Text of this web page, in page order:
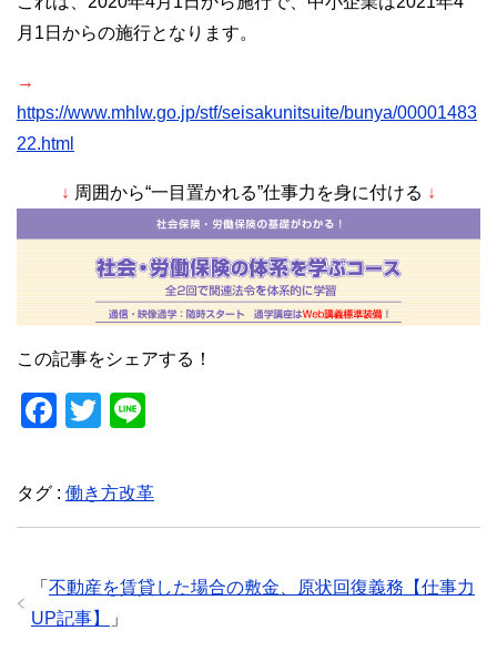
月1日からの施行となります。
→
https://www.mhlw.go.jp/stf/seisakunitsuite/bunya/00001483
22.html
↓ 周囲から“一目置かれる”仕事力を身に付ける ↓
この記事をシェアする！
F
c
e
o
o
T
tt
er
e
タグ : 働き方改革
「 不動産を賃貸した場合の敷金、原状回復義務【仕事力
UP記事】
」